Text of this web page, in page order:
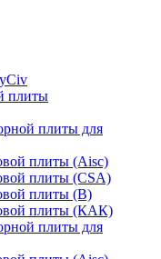
плиты
плиты для
плиты (Aisc)
плиты (CSA)
плиты (В)
плиты (КАК)
плиты для